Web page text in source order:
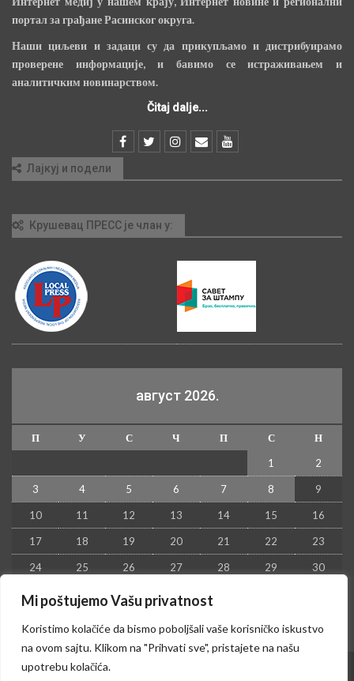
Mi poštujemo Vašu privatnost
Koristimo kolačiće da bismo poboljšali vaše korisničko iskustvo
na ovom sajtu. Klikom na "Prihvati sve", pristajete na našu
upotrebu kolačića.
портал за грађане Расинског округа.
Наши циљеви и задаци су да прикупљамо и дистрибуирамо
проверене информације, и бавимо се истраживањем и
аналитичким новинарством.
Čitaj dalje...
Лајкуј и подели
Крушевац ПРЕСС је члан у:
август 2026.
П У С Ч П С
Н
1
2
3 4 5 6 7 8 9
10 11 12 13 14 15 16
17 18 19 20 21 22 23
24 25 26 27 28 29 30
31